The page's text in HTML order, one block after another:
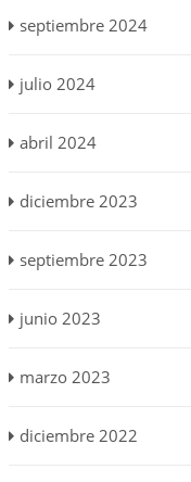
septiembre 2024
julio 2024
abril 2024
diciembre 2023
septiembre 2023
junio 2023
marzo 2023
diciembre 2022